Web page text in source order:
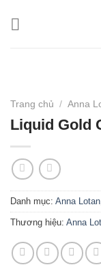
Trang chủ / Anna
Liquid Gold
Danh mục: Anna Lotan
Thương hiệu: Anna